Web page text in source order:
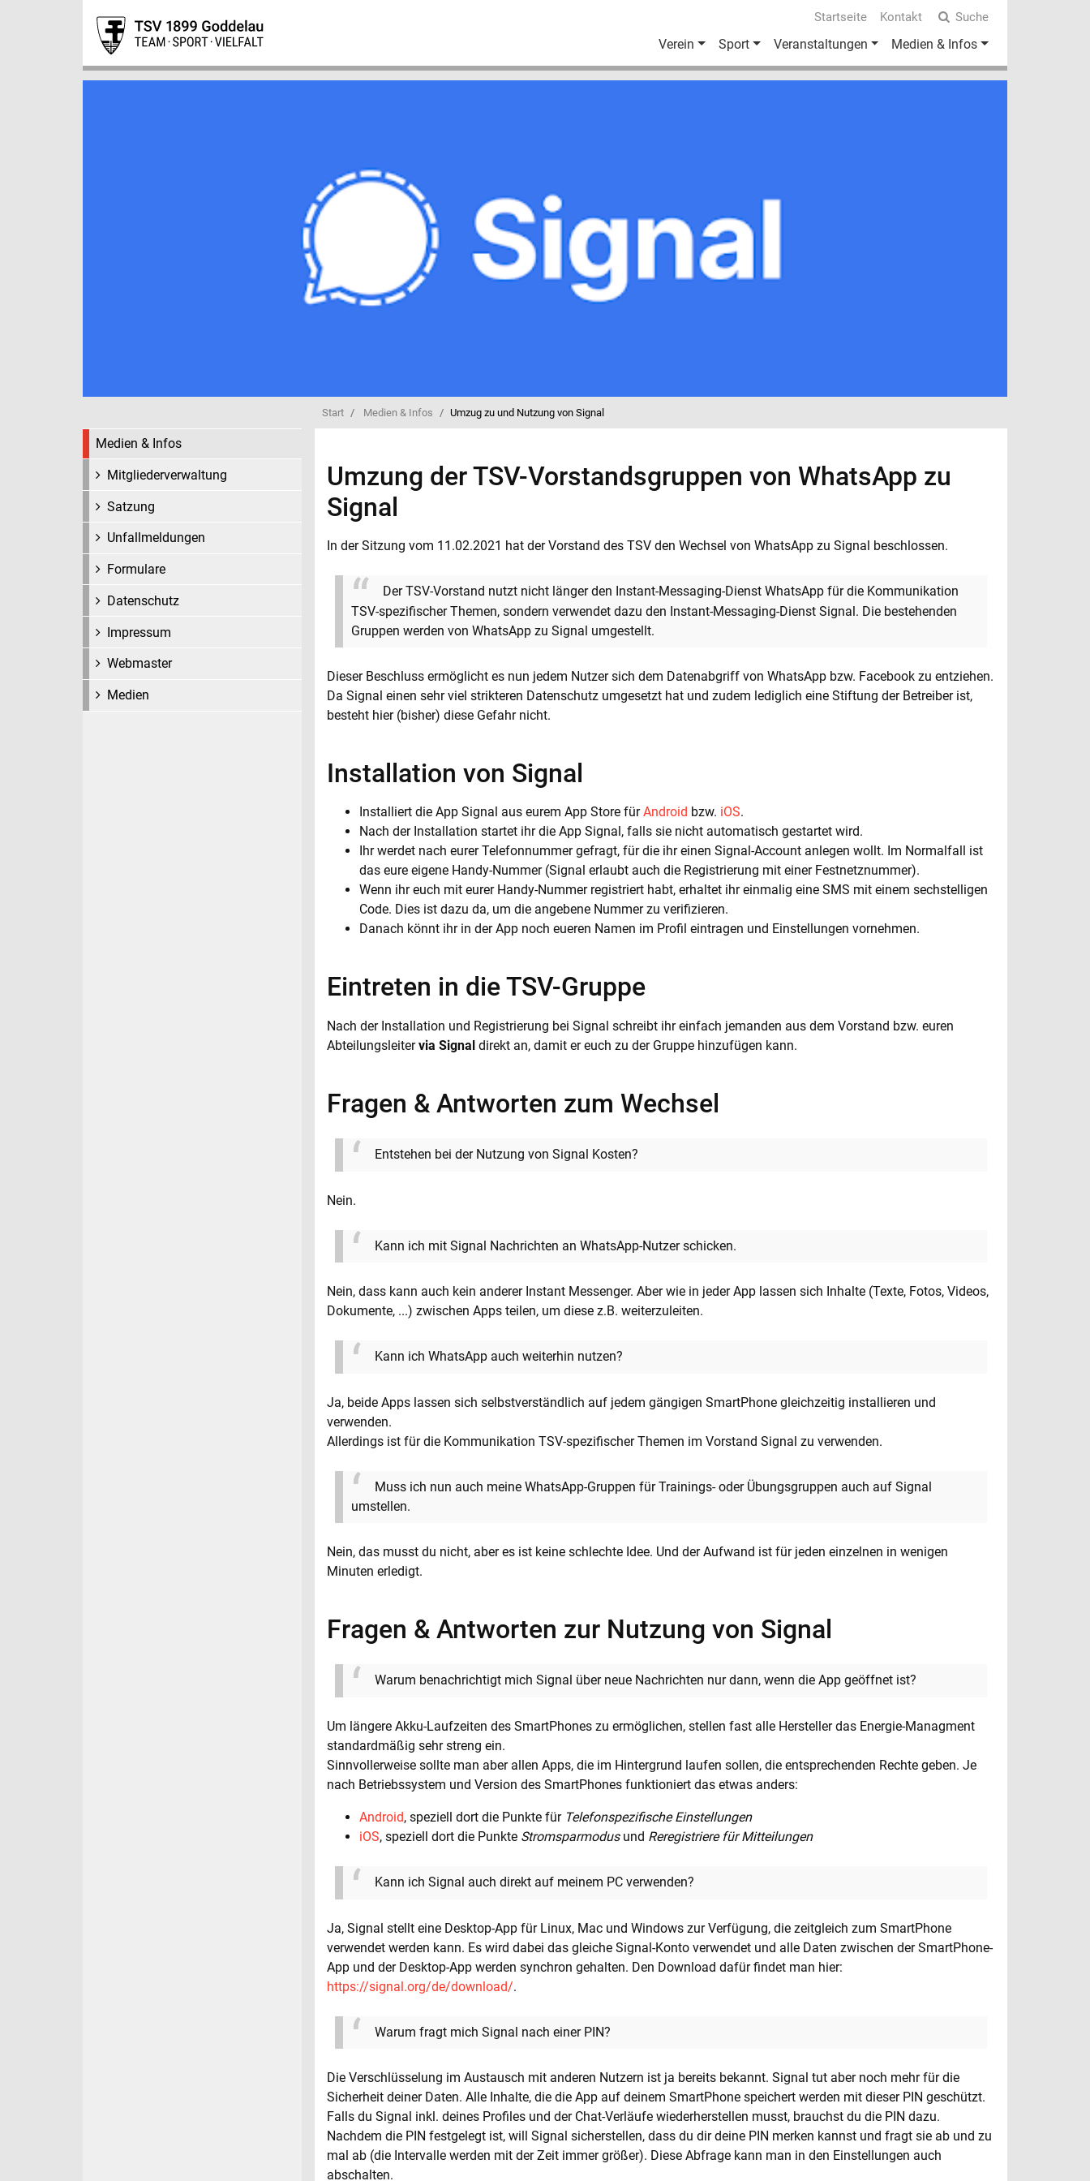
Startseite Kontakt Suche
Verein Sport Veranstaltungen Medien & Infos
Start Medien & Infos Umzug zu und Nutzung von Signal
Medien & Infos
Mitgliederverwaltung
Satzung
Unfallmeldungen
Formulare
Datenschutz
Impressum
Webmaster
Medien
Umzung der TSV-Vorstandsgruppen von WhatsApp zu
Signal
In der Sitzung vom 11.02.2021 hat der Vorstand des TSV den Wechsel von WhatsApp zu Signal beschlossen.
Der TSV-Vorstand nutzt nicht länger den Instant-Messaging-Dienst WhatsApp für die Kommunikation
TSV-spezifischer Themen, sondern verwendet dazu den Instant-Messaging-Dienst Signal. Die bestehenden
Gruppen werden von WhatsApp zu Signal umgestellt.
Dieser Beschluss ermöglicht es nun jedem Nutzer sich dem Datenabgriff von WhatsApp bzw. Facebook zu entziehen.
Da Signal einen sehr viel strikteren Datenschutz umgesetzt hat und zudem lediglich eine Stiftung der Betreiber ist,
besteht hier (bisher) diese Gefahr nicht.
Installation von Signal
Installiert die App Signal aus eurem App Store fürAndroid bzw. iOS.
Nach der Installation startet ihr die App Signal, falls sie nicht automatisch gestartet wird.
Ihr werdet nach eurer Telefonnummer gefragt, für die ihr einen Signal-Account anlegen wollt. Im Normalfall ist
das eure eigene Handy-Nummer (Signal erlaubt auch die Registrierung mit einer Festnetznummer).
Wenn ihr euch mit eurer Handy-Nummer registriert habt, erhaltet ihr einmalig eine SMS mit einem sechstelligen
Code. Dies ist dazu da, um die angebene Nummer zu verifizieren.
Danach könnt ihr in der App noch eueren Namen im Profil eintragen und Einstellungen vornehmen.
Eintreten in die TSV-Gruppe
Nach der Installation und Registrierung bei Signal schreibt ihr einfach jemanden aus dem Vorstand bzw. euren
Abteilungsleitervia Signal direkt an, damit er euch zu der Gruppe hinzufügen kann.
Fragen & Antworten zum Wechsel
Entstehen bei der Nutzung von Signal Kosten?
Nein.
Kann ich mit Signal Nachrichten an WhatsApp-Nutzer schicken.
Nein, dass kann auch kein anderer Instant Messenger. Aber wie in jeder App lassen sich Inhalte (Texte, Fotos, Videos,
Dokumente, ...) zwischen Apps teilen, um diese z.B. weiterzuleiten.
Kann ich WhatsApp auch weiterhin nutzen?
Ja, beide Apps lassen sich selbstverständlich auf jedem gängigen SmartPhone gleichzeitig installieren und
verwenden.
Allerdings ist für die Kommunikation TSV-spezifischer Themen im Vorstand Signal zu verwenden.
Muss ich nun auch meine WhatsApp-Gruppen für Trainings- oder Übungsgruppen auch auf Signal
umstellen.
Nein, das musst du nicht, aber es ist keine schlechte Idee. Und der Aufwand ist für jeden einzelnen in wenigen
Minuten erledigt.
Fragen & Antworten zur Nutzung von Signal
Warum benachrichtigt mich Signal über neue Nachrichten nur dann, wenn die App geöffnet ist?
Um längere Akku-Laufzeiten des SmartPhones zu ermöglichen, stellen fast alle Hersteller das Energie-Managment
standardmäßig sehr streng ein.
Sinnvollerweise sollte man aber allen Apps, die im Hintergrund laufen sollen, die entsprechenden Rechte geben. Je
nach Betriebssystem und Version des SmartPhones funktioniert das etwas anders:
Android, speziell dort die Punkte für Telefonspezifische Einstellungen
iOS, speziell dort die Punkte Stromsparmodusund Reregistriere für Mitteilungen
Kann ich Signal auch direkt auf meinem PC verwenden?
Ja, Signal stellt eine Desktop-App für Linux, Mac und Windows zur Verfügung, die zeitgleich zum SmartPhone
verwendet werden kann. Es wird dabei das gleiche Signal-Konto verwendet und alle Daten zwischen der SmartPhone-
App und der Desktop-App werden synchron gehalten. Den Download dafür findet man hier:
https://signal.org/de/download/.
Warum fragt mich Signal nach einer PIN?
Die Verschlüsselung im Austausch mit anderen Nutzern ist ja bereits bekannt. Signal tut aber noch mehr für die
Sicherheit deiner Daten. Alle Inhalte, die die App auf deinem SmartPhone speichert werden mit dieser PIN geschützt.
Falls du Signal inkl. deines Profiles und der Chat-Verläufe wiederherstellen musst, brauchst du die PIN dazu.
Nachdem die PIN festgelegt ist, will Signal sicherstellen, dass du dir deine PIN merken kannst und fragt sie ab und zu
mal ab (die Intervalle werden mit der Zeit immer größer). Diese Abfrage kann man in den Einstellungen auch
abschalten.